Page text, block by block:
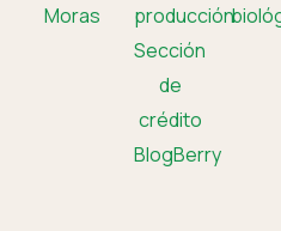
Moras
producción
Sección
de
crédito
BlogBerry